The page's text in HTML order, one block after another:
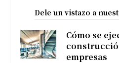
Dele un vistazo a
Cómo se
empresas